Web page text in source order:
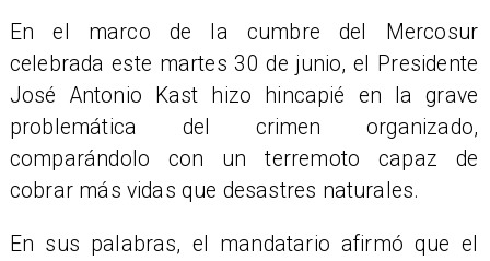
En el marco de la cumbre del Mercosur
celebrada este martes 30 de junio, el Presidente
José Antonio Kast hizo hincapié en la grave
problemática del crimen organizado,
comparándolo con un terremoto capaz de
cobrar más vidas que desastres naturales.
En sus palabras, el mandatario afirmó que el